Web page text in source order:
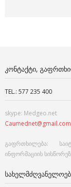
ᲙᲝᲜᲢᲐᲥᲢᲘ,
TEL.: 577 235 400
skype: Medgeo.net
Caumednet@gmail.com
გაფრთხილება:
ინფორმაციის